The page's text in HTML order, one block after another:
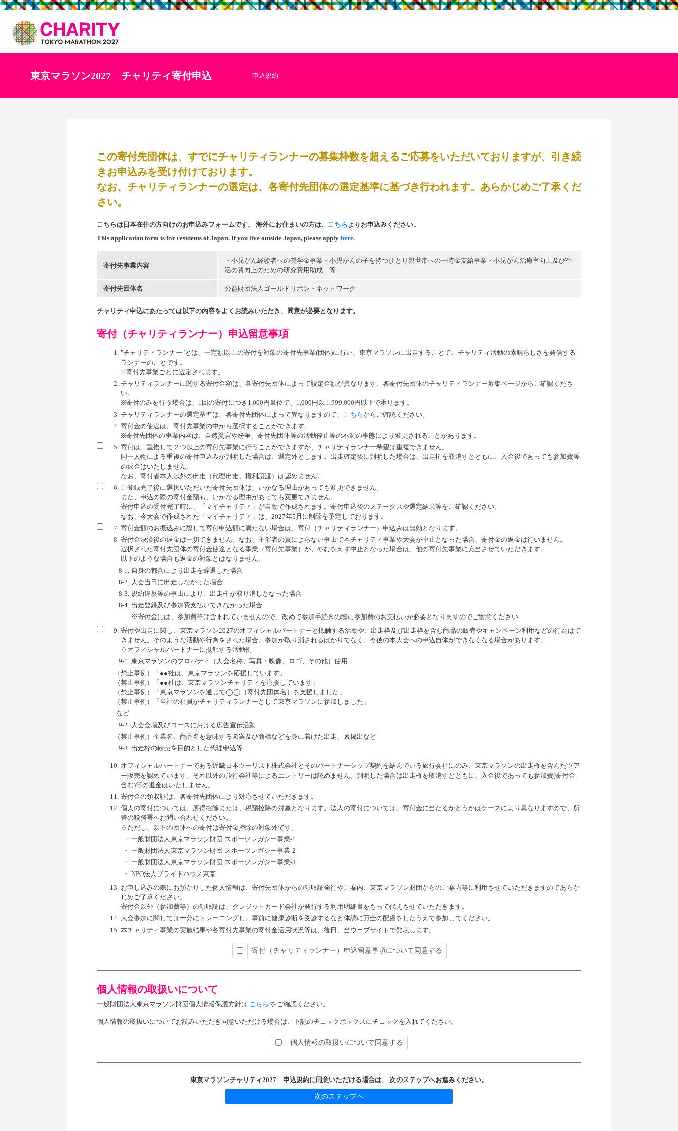
東京マラソン2027 チャリティ寄付申込 申込規約
この寄付先団体は、すでにチャリティランナーの募集枠数を超えるご応募をいただいておりますが、引き続
きお申込みを受け付けております。
なお、チャリティランナーの選定は、各寄付先団体の選定基準に基づき行われます。あらかじめご了承くだ
さい。
こちらは日本在住の方向けのお申込みフォームです。 海外にお住まいの方は、 こちらよりお申込みください。
This application form is for residents of Japan. If you live outside Japan, please apply here.
寄付先事業内容
・小児がん経験者への奨学金事業・小児がんの子を持つひとり親世帯への一時金支給事業・小児がん治癒率向上及び生
活の質向上のための研究費用助成 等
寄付先団体名 公益財団法人ゴールドリボン・ネットワーク
チャリティ申込にあたっては以下の内容をよくお読みいただき、同意が必要となります。
寄付（チャリティランナー）申込留意事項
1. "チャリティランナー"とは、一定額以上の寄付を対象の寄付先事業(団体)に行い、東京マラソンに出走することで、チャリティ活動の素晴らしさを発信する
ランナーのことです。
※寄付先事業ごとに選定されます。
2. チャリティランナーに関する寄付金額は、各寄付先団体によって設定金額が異なります。各寄付先団体のチャリティランナー募集ページからご確認くださ
い。
※寄付のみを行う場合は、1回の寄付につき1,000円単位で、1,000円以上999,000円以下で承ります。
3. チャリティランナーの選定基準は、各寄付先団体によって異なりますので、 こちらからご確認ください。
4. 寄付金の使途は、寄付先事業の中から選択することができます。
※寄付先団体の事業内容は、自然災害や紛争、寄付先団体等の活動停止等の不測の事態により変更されることがあります。
5. 寄付は、重複して２つ以上の寄付先事業に行うことができますが、チャリティランナー希望は重複できません。
同一人物による重複の寄付申込みが判明した場合は、選定外とします。出走確定後に判明した場合は、出走権を取消すとともに、入金後であっても参加費等
の返金はいたしません。
なお、寄付者本人以外の出走（代理出走、権利譲渡）は認めません。
6. ご登録完了後に選択いただいた寄付先団体は、いかなる理由があっても変更できません。
また、申込の際の寄付金額も、いかなる理由があっても変更できません。
寄付申込の受付完了時に、「マイチャリティ」が自動で作成されます。寄付申込後のステータスや選定結果等をご確認ください。
なお、今大会で作成された「マイチャリティ」は、2027年5月に削除を予定しております。
7. 寄付金額のお振込みに際して寄付申込額に満たない場合は、寄付（チャリティランナー）申込みは無効となります。
8. 寄付金決済後の返金は一切できません。なお、主催者の責によらない事由で本チャリティ事業や大会が中止となった場合、寄付金の返金は行いません。
選択された寄付先団体の寄付金使途となる事業（寄付先事業）が、やむをえず中止となった場合は、他の寄付先事業に充当させていただきます。
以下のような場合も返金の対象とはなりません。
8-1. 自身の都合により出走を辞退した場合
8-2. 大会当日に出走しなかった場合
8-3. 規約違反等の事由により、出走権が取り消しとなった場合
8-4. 出走登録及び参加費支払いできなかった場合
※寄付金には、参加費等は含まれていませんので、改めて参加手続きの際に参加費のお支払いが必要となりますのでご留意ください
9. 寄付や出走に関し、東京マラソン2027のオフィシャルパートナーと抵触する活動や、出走枠及び出走枠を含む商品の販売やキャンペーン利用などの行為はで
きません。そのような活動や行為をされた場合、参加が取り消されるばかりでなく、今後の本大会への申込自体ができなくなる場合があります。
※オフィシャルパートナーに抵触する活動例
9-1. 東京マラソンのプロパティ（大会名称、写真・映像、ロゴ、その他）使用
（禁止事例）「●●社は、東京マラソンを応援しています」
（禁止事例）「●●社は、東京マラソンチャリティを応援しています」
（禁止事例）「東京マラソンを通じて◯◯（寄付先団体名）を支援しました」
（禁止事例）「当社の社員がチャリティランナーとして東京マラソンに参加しました」
など
9-2. 大会会場及びコースにおける広告宣伝活動
（禁止事例）企業名、商品名を意味する図案及び商標などを身に着けた出走、幕掲出など
9-3. 出走枠の転売を目的とした代理申込等
10. オフィシャルパートナーである近畿日本ツーリスト株式会社とそのパートナーシップ契約を結んでいる旅行会社にのみ、東京マラソンの出走権を含んだツア
ー販売を認めています。それ以外の旅行会社等によるエントリーは認めません。判明した場合は出走権を取消すとともに、入金後であっても参加費(寄付金
含む)等の返金はいたしません。
11. 寄付金の領収証は、各寄付先団体により対応させていただきます。
12. 個人の寄付については、所得控除または、税額控除の対象となります。法人の寄付については、寄付金に当たるかどうかはケースにより異なりますので、所
管の税務署へお問い合わせください。
※ただし、以下の団体への寄付は寄付金控除の対象外です。
・ 一般財団法人東京マラソン財団 スポーツレガシー事業-1
・ 一般財団法人東京マラソン財団 スポーツレガシー事業-2
・ 一般財団法人東京マラソン財団 スポーツレガシー事業-3
・ NPO法人プライドハウス東京
13. お申し込みの際にお預かりした個人情報は、寄付先団体からの領収証発行やご案内、東京マラソン財団からのご案内等に利用させていただきますのであらか
じめご了承ください。
寄付金以外（参加費等）の領収証は、クレジットカード会社が発行する利用明細書をもって代えさせていただきます。
14. 大会参加に関しては十分にトレーニングし、事前に健康診断を受診するなど体調に万全の配慮をしたうえで参加してください。
15. 本チャリティ事業の実施結果や各寄付先事業の寄付金活用状況等は、後日、当ウェブサイトで発表します。
寄付（チャリティランナー）申込留意事項について同意する
個人情報の取扱いについて
一般財団法人東京マラソン財団個人情報保護方針は こちら をご確認ください。
個人情報の取扱いについてお読みいただき同意いただける場合は、下記のチェックボックスにチェックを入れてください。
個人情報の取扱いについて同意する
東京マラソンチャリティ2027 申込規約に同意いただける場合は、 次のステップへお進みください。